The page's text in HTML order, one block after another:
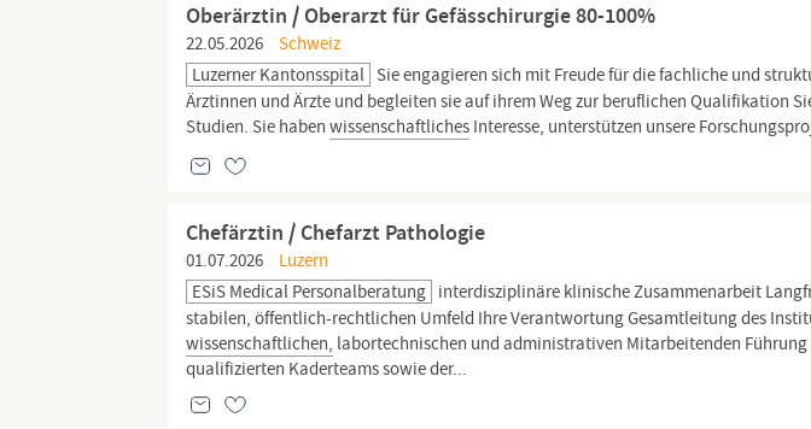
Oberärztin / Oberarzt für Gefässchirurgie 80-100%
22.05.2026
Schweiz
Luzerner Kantonsspital Sie engagieren sich mit Freude für die fachliche und
Ärztinnen und Ärzte und begleiten sie auf ihrem Weg zur beruflichen Qualifikation
Studien. Sie habenwissenschaftliches Interesse, unterstützen unsere
Chefärztin / Chefarzt Pathologie
01.07.2026
Luzern
ESiS Medical Personalberatung interdisziplinäre klinische Zusammenarbeit
stabilen, öffentlich-rechtlichen Umfeld Ihre Verantwortung Gesamtleitung des
wissenschaftlichen, labortechnischen und administrativen Mitarbeitenden
qualifizierten Kaderteams sowie der...